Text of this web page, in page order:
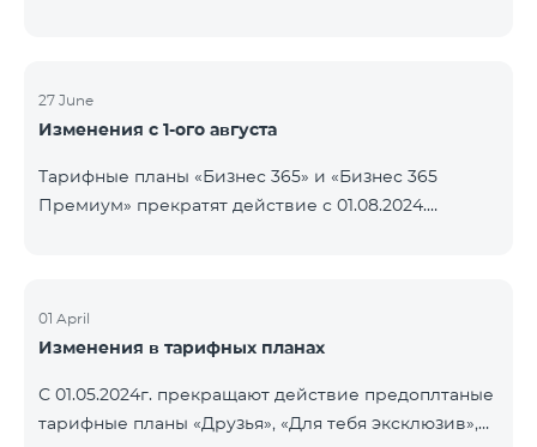
ГБ вместо прежних 10 ГБ. Ежемесячная плата
останется неизменной. Действующие абоненты
активации пакета. Абоненты предоплатного
тарифного плана «Be Free » получат получат 1000
27 June
Изменения с 1-ого августа
Тарифные планы «Бизнес 365» и «Бизнес 365
Премиум» прекратят действие с 01.08.2024.
01 April
Изменения в тарифных планах
С 01.05.2024г. прекращают действие предоплтаные
тарифные планы «Друзья», «Для тебя эксклюзив»,